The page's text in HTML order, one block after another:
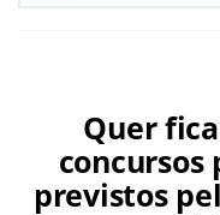
Quer
concursos
previstos